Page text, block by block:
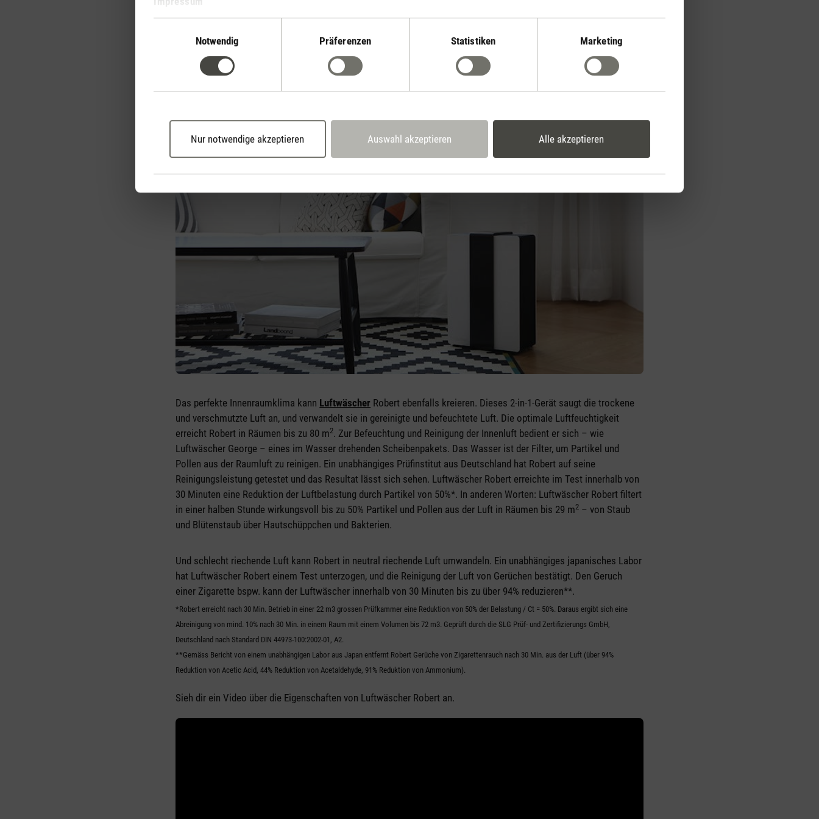
Notwendig
Präferenzen Statistiken Marketing
Nur notwendige akzeptieren Auswahl akzeptieren Alle akzeptieren
Luftfeuchtigkeit.
Sieh dir das Video über die Eigenschaften von Luftwäscher George an.
Luftwäscher Robert
Das perfekte Innenraumklima kann Luftwäscher Robert ebenfalls kreieren. Dieses 2-in-1-Gerät saugt die trockene
und verschmutzte Luft an, und verwandelt sie in gereinigte und befeuchtete Luft. Die optimale Luftfeuchtigkeit
erreicht Robert in Räumen bis zu 80 m2. Zur Befeuchtung und Reinigung der Innenluft bedient er sich – wie
Luftwäscher George – eines im Wasser drehenden Scheibenpakets. Das Wasser ist der Filter, um Partikel und
Pollen aus der Raumluft zu reinigen. Ein unabhängiges Prüfinstitut aus Deutschland hat Robert auf seine
Reinigungsleistung getestet und das Resultat lässt sich sehen. Luftwäscher Robert erreichte im Test innerhalb von
30 Minuten eine Reduktion der Luftbelastung durch Partikel von 50%*. In anderen Worten: Luftwäscher Robert filtert
in einer halben Stunde wirkungsvoll bis zu 50% Partikel und Pollen aus der Luft in Räumen bis 29 m2 – von Staub
und Blütenstaub über Hautschüppchen und Bakterien.
Und schlecht riechende Luft kann Robert in neutral riechende Luft umwandeln. Ein unabhängiges japanisches Labor
hat Luftwäscher Robert einem Test unterzogen, und die Reinigung der Luft von Gerüchen bestätigt. Den Geruch
einer Zigarette bspw. kann der Luftwäscher innerhalb von 30 Minuten bis zu über 94% reduzieren**.
*Robert erreicht nach 30 Min. Betrieb in einer 22 m3 grossen Prüfkammer eine Reduktion von 50% der Belastung / Ct = 50%. Daraus ergibt sich eine
Abreinigung von mind. 10% nach 30 Min. in einem Raum mit einem Volumen bis 72 m3. Geprüft durch die SLG Prüf- und Zertifizierungs GmbH,
Deutschland nach Standard DIN 44973-100:2002-01, A2.
**Gemäss Bericht von einem unabhängigen Labor aus Japan entfernt Robert Gerüche von Zigarettenrauch nach 30 Min. aus der Luft (über 94%
Reduktion von Acetic Acid, 44% Reduktion von Acetaldehyde, 91% Reduktion von Ammonium).
Sieh dir ein Video über die Eigenschaften von Luftwäscher Robert an.